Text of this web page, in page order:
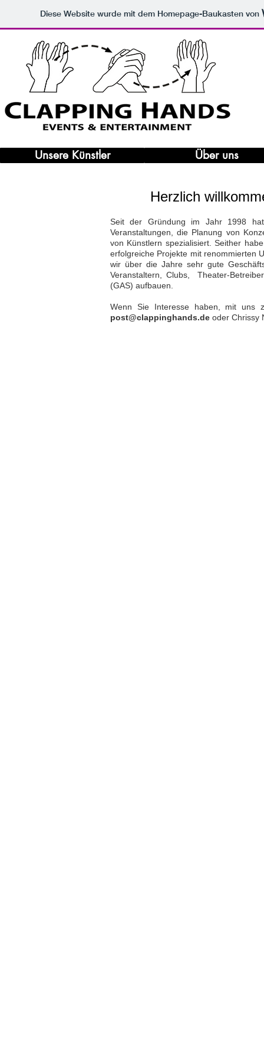
Diese Website wurde mit dem Homepage-Baukasten von
Unsere Künstler Über uns
Herzlich
Seit der Gründung im Jahr 1998
Veranstaltungen, die Planung von
von Künstlern spezialisiert. Seither
erfolgreiche Projekte mit renommierten
wir über die Jahre sehr gute
Veranstaltern, Clubs, Theater-
(GAS) aufbauen.
Wenn Sie Interesse haben, mit uns
post@clappinghands.de oder Chrissy